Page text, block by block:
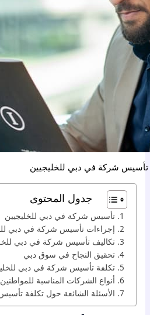
تأسيس شركة في دبي للخليجيين
جدول المحتوى
تأسيس شركة في دبي للخليجيين
إجراءات تأسيس شركة في دبي
تكاليف تأسيس شركة في دبي
تحقيق النجاح في سوق دبي
تكلفة تأسيس شركة في دبي
أنواع الشركات المناسبة
الأسئلة الشائعة حول تكلفة